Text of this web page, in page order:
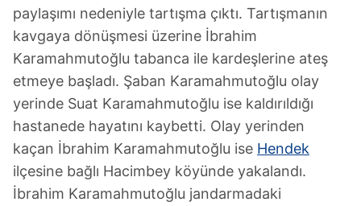
paylaşımı nedeniyle tartışma çıktı. Tartışmanın
kavgaya dönüşmesi üzerine İbrahim
Karamahmutoğlu tabanca ile kardeşlerine ateş
etmeye başladı. Şaban Karamahmutoğlu olay
yerinde Suat Karamahmutoğlu ise kaldırıldığı
hastanede hayatını kaybetti. Olay yerinden
kaçan İbrahim Karamahmutoğlu ise Hendek
ilçesine bağlı Hacimbey köyünde yakalandı.
İbrahim Karamahmutoğlu jandarmadaki